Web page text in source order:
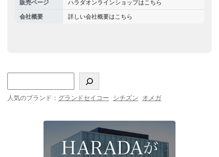
販売ページ
ハラダオンラインショップはこちら
会社概要
詳しい会社概要はこちら
人気のブランド： グランドセイコー シチズン オメガ